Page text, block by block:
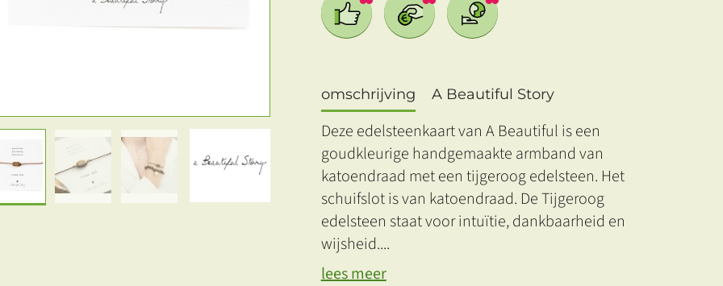
omschrijving A Beautiful Story
Deze edelsteenkaart van A Beautiful is een
goudkleurige handgemaakte armband van
katoendraad met een tijgeroog edelsteen. Het
schuifslot is van katoendraad. De Tijgeroog
edelsteen staat voor intuïtie, dankbaarheid en
wijsheid....
lees meer